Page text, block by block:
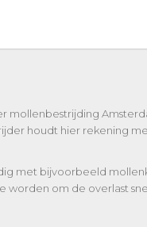
houdt hier rekening
met bijvoorbeeld
om de overlast